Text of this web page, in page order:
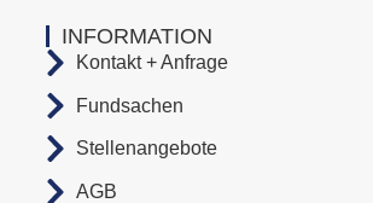
INFORMATION
Kontakt + Anfrage
Fundsachen
Stellenangebote
AGB